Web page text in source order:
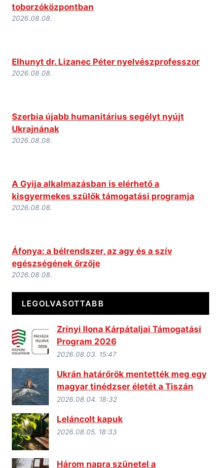
toborzóközpontban
2026.08.08.
Elhunyt dr. Lizanec Péter nyelvészprofesszor
2026.08.08.
Szerbia újabb humanitárius segélyt nyújt
Ukrajnának
2026.08.08.
A Gyija alkalmazásban is elérhető a
kisgyermekes szülők támogatási programja
2026.08.08.
Áfonya: a bélrendszer, az agy és a szív
egészségének őrzője
2026.08.08.
LEGOLVASOTTABB
Zrínyi Ilona Kárpátaljai Támogatási
Program 2026
2026.08.03. 15:47
Ukrán határőrök mentették meg egy
magyar tinédzser életét a Tiszán
2026.08.04. 18:32
Leláncolt kapuk
2026.08.05. 18:33
Három napra szünetel a